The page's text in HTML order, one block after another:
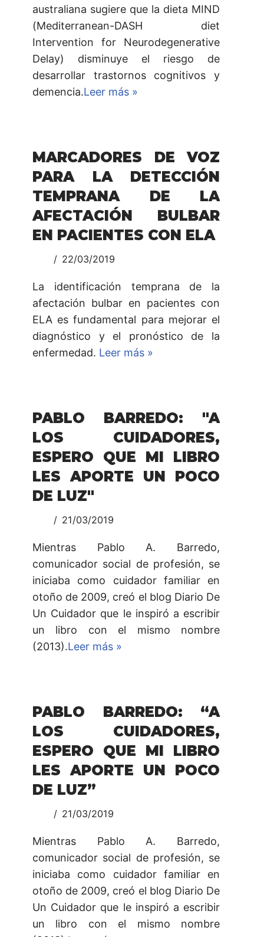
australiana sugiere que la dieta MIND
(Mediterranean-DASH diet
Intervention for Neurodegenerative
Delay) disminuye el riesgo de
desarrollar trastornos cognitivos y
demencia.Leer más »
MARCADORES DE VOZ
PARA LA DETECCIÓN
TEMPRANA DE LA
AFECTACIÓN BULBAR
EN PACIENTES CON ELA
22/03/2019
La identificación temprana de la
afectación bulbar en pacientes con
ELA es fundamental para mejorar el
diagnóstico y el pronóstico de la
enfermedad. Leer más »
PABLO BARREDO: "A
LOS CUIDADORES,
ESPERO QUE MI LIBRO
LES APORTE UN POCO
DE LUZ"
21/03/2019
Mientras Pablo A. Barredo,
comunicador social de profesión, se
iniciaba como cuidador familiar en
otoño de 2009, creó el blog Diario De
Un Cuidador que le inspiró a escribir
un libro con el mismo nombre
(2013).Leer más »
PABLO BARREDO: “A
LOS CUIDADORES,
ESPERO QUE MI LIBRO
LES APORTE UN POCO
DE LUZ”
21/03/2019
Mientras Pablo A. Barredo,
comunicador social de profesión, se
iniciaba como cuidador familiar en
otoño de 2009, creó el blog Diario De
Un Cuidador que le inspiró a escribir
un libro con el mismo nombre